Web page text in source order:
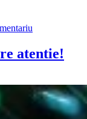
atentie!